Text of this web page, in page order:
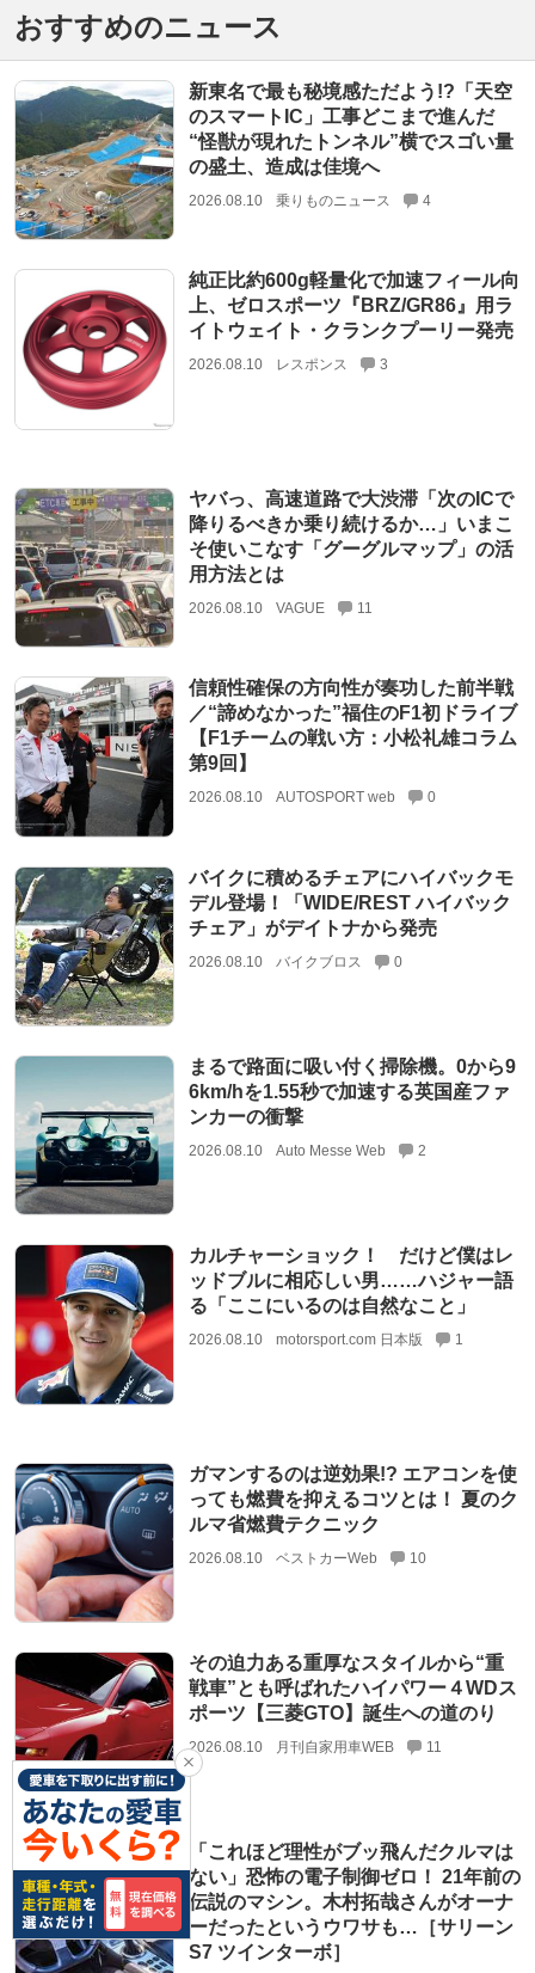
おすすめのニュース
新東名で最も秘境感ただよう!?「天空
のスマートIC」工事どこまで進んだ
“怪獣が現れたトンネル”横でスゴい量
の盛土、造成は佳境へ
2026.08.10 乗りものニュース 4
純正比約600g軽量化で加速フィール向
上、ゼロスポーツ『BRZ/GR86』用ラ
イトウェイト・クランクプーリー発売
2026.08.10 レスポンス 3
ヤバっ、高速道路で大渋滞「次のICで
降りるべきか乗り続けるか…」いまこ
そ使いこなす「グーグルマップ」の活
用方法とは
2026.08.10 VAGUE 11
信頼性確保の方向性が奏功した前半戦
／“諦めなかった”福住のF1初ドライブ
【F1チームの戦い方：小松礼雄コラム
第9回】
2026.08.10 AUTOSPORT web 0
バイクに積めるチェアにハイバックモ
デル登場！「WIDE/REST ハイバック
チェア」がデイトナから発売
2026.08.10 バイクブロス 0
まるで路面に吸い付く掃除機。0から9
6km/hを1.55秒で加速する英国産ファ
ンカーの衝撃
2026.08.10 Auto Messe Web 2
カルチャーショック！ だけど僕はレ
ッドブルに相応しい男……ハジャー語
る「ここにいるのは自然なこと」
2026.08.10 motorsport.com 日本版 1
ガマンするのは逆効果!? エアコンを使
っても燃費を抑えるコツとは！ 夏のク
ルマ省燃費テクニック
2026.08.10 ベストカーWeb 10
その迫力ある重厚なスタイルから“重
戦車”とも呼ばれたハイパワー４WDス
ポーツ【三菱GTO】誕生への道のり
2026.08.10 月刊自家用車WEB 11
「これほど理性がブッ飛んだクルマは
ない」恐怖の電子制御ゼロ！ 21年前の
伝説のマシン。木村拓哉さんがオーナ
ーだったというウワサも…［サリーン
S7 ツインターボ］